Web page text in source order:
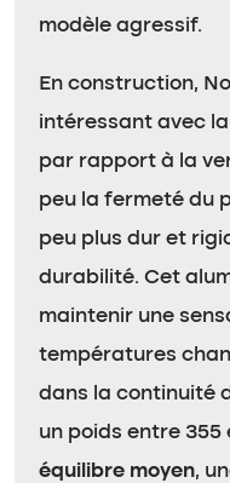
modèle agressif.
En construction,
intéressant avec la
par rapport à la
peu la fermeté du
peu plus dur et
durabilité. Cet
maintenir une
températures
dans la continuité
un poids entre 355
équilibre moyen,